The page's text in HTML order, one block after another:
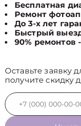
Бесплатная
Ремонт
До 3-х лет
Быстрый
90% ремонтов
Оставьте заявку
получите скидку